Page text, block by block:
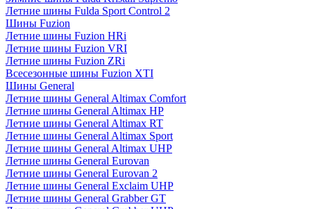
Летние шины Fulda Sport Control 2
Шины Fuzion
Летние шины Fuzion HRi
Летние шины Fuzion VRI
Летние шины Fuzion ZRi
Всесезонные шины Fuzion XTI
Шины General
Летние шины General Altimax Comfort
Летние шины General Altimax HP
Летние шины General Altimax RT
Летние шины General Altimax Sport
Летние шины General Altimax UHP
Летние шины General Eurovan
Летние шины General Eurovan 2
Летние шины General Exclaim UHP
Летние шины General Grabber GT